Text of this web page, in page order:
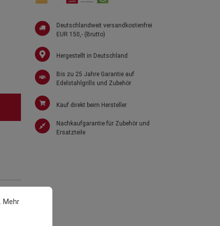
Deutschlandweit versandkostenfrei
EUR 150,- (Brutto)
Hergestellt in Deutschland
Bis zu 25 Jahre Garantie auf
Edelstahlgrills und Zubehör
Kauf direkt beim Hersteller
Nachkaufgarantie für Zubehör und
Ersatzteile
Mehr